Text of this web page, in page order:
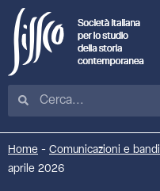
Home - Comunicazioni e bandi
aprile 2026